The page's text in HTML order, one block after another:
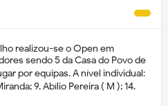
realizou-se o Open em
sendo 5 da Casa do Povo de
por equipas. A nível individual:
9. Abílio Pereira ( M ); 14.